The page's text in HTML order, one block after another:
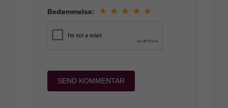
Bedømmelse: ★ ★ ★ ★ ★